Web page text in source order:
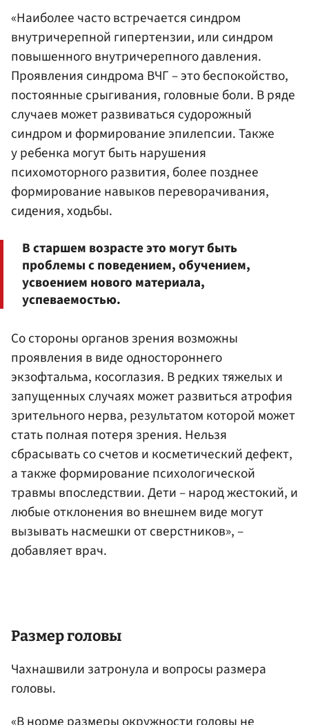
«Наиболее часто встречается синдром
внутричерепной гипертензии, или синдром
повышенного внутричерепного давления.
Проявления синдрома ВЧГ – это беспокойство,
постоянные срыгивания, головные боли. В ряде
случаев может развиваться судорожный
синдром и формирование эпилепсии. Также
у ребенка могут быть нарушения
психомоторного развития, более позднее
формирование навыков переворачивания,
сидения, ходьбы.
В старшем возрасте это могут быть
проблемы с поведением, обучением,
усвоением нового материала,
успеваемостью.
Со стороны органов зрения возможны
проявления в виде одностороннего
экзофтальма, косоглазия. В редких тяжелых и
запущенных случаях может развиться атрофия
зрительного нерва, результатом которой может
стать полная потеря зрения. Нельзя
сбрасывать со счетов и косметический дефект,
а также формирование психологической
травмы впоследствии. Дети – народ жестокий, и
любые отклонения во внешнем виде могут
вызывать насмешки от сверстников», –
добавляет врач.
Размер головы
Чахнашвили затронула и вопросы размера
головы.